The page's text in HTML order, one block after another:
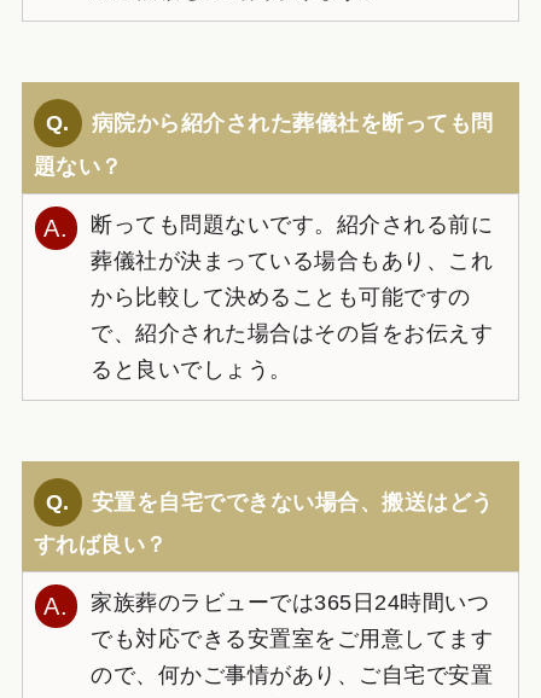
病院から紹介された葬儀社を断っても問
題ない？
断っても問題ないです。紹介される前に
葬儀社が決まっている場合もあり、これ
から比較して決めることも可能ですの
で、紹介された場合はその旨をお伝えす
ると良いでしょう。
安置を自宅でできない場合、搬送はどう
すれば良い？
家族葬のラビューでは365日24時間いつ
でも対応できる安置室をご用意してます
ので、何かご事情があり、ご自宅で安置